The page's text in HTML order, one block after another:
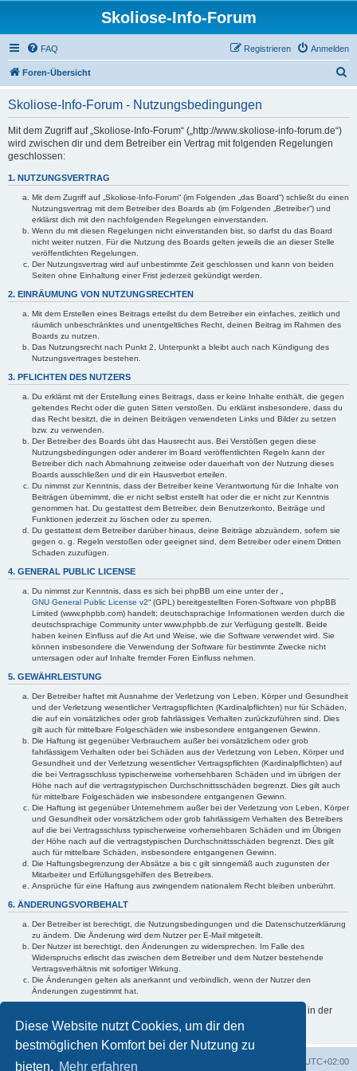
Diese Website nutzt Cookies, um dir den
bestmöglichen Komfort bei der Nutzung zu
bieten. Mehr erfahren
Skoliose-Info-Forum
FAQ Anmelden
Registrieren
Foren-Übersicht
Skoliose-Info-Forum - Nutzungsbedingungen
Mit dem Zugriff auf „Skoliose-Info-Forum“ („http://www.skoliose-info-forum.de“)
wird zwischen dir und dem Betreiber ein Vertrag mit folgenden Regelungen
geschlossen:
1. NUTZUNGSVERTRAG
Mit dem Zugriff auf „Skoliose-Info-Forum“ (im Folgenden „das Board“) schließt du einen
Nutzungsvertrag mit dem Betreiber des Boards ab (im Folgenden „Betreiber“) und
erklärst dich mit den nachfolgenden Regelungen einverstanden.
Wenn du mit diesen Regelungen nicht einverstanden bist, so darfst du das Board
nicht weiter nutzen. Für die Nutzung des Boards gelten jeweils die an dieser Stelle
veröffentlichten Regelungen.
Der Nutzungsvertrag wird auf unbestimmte Zeit geschlossen und kann von beiden
Seiten ohne Einhaltung einer Frist jederzeit gekündigt werden.
2. EINRÄUMUNG VON NUTZUNGSRECHTEN
Mit dem Erstellen eines Beitrags erteilst du dem Betreiber ein einfaches, zeitlich und
räumlich unbeschränktes und unentgeltliches Recht, deinen Beitrag im Rahmen des
Boards zu nutzen.
Das Nutzungsrecht nach Punkt 2, Unterpunkt a bleibt auch nach Kündigung des
Nutzungsvertrages bestehen.
3. PFLICHTEN DES NUTZERS
Du erklärst mit der Erstellung eines Beitrags, dass er keine Inhalte enthält, die gegen
geltendes Recht oder die guten Sitten verstoßen. Du erklärst insbesondere, dass du
das Recht besitzt, die in deinen Beiträgen verwendeten Links und Bilder zu setzen
bzw. zu verwenden.
Der Betreiber des Boards übt das Hausrecht aus. Bei Verstößen gegen diese
Nutzungsbedingungen oder anderer im Board veröffentlichten Regeln kann der
Betreiber dich nach Abmahnung zeitweise oder dauerhaft von der Nutzung dieses
Boards ausschließen und dir ein Hausverbot erteilen.
Du nimmst zur Kenntnis, dass der Betreiber keine Verantwortung für die Inhalte von
Beiträgen übernimmt, die er nicht selbst erstellt hat oder die er nicht zur Kenntnis
genommen hat. Du gestattest dem Betreiber, dein Benutzerkonto, Beiträge und
Funktionen jederzeit zu löschen oder zu sperren.
Du gestattest dem Betreiber darüber hinaus, deine Beiträge abzuändern, sofern sie
gegen o. g. Regeln verstoßen oder geeignet sind, dem Betreiber oder einem Dritten
Schaden zuzufügen.
4. GENERAL PUBLIC LICENSE
Du nimmst zur Kenntnis, dass es sich bei phpBB um eine unter der „
GNU General Public License v2“ (GPL) bereitgestellten Foren-Software von phpBB
Limited (www.phpbb.com) handelt; deutschsprachige Informationen werden durch die
deutschsprachige Community unter www.phpbb.de zur Verfügung gestellt. Beide
haben keinen Einfluss auf die Art und Weise, wie die Software verwendet wird. Sie
können insbesondere die Verwendung der Software für bestimmte Zwecke nicht
untersagen oder auf Inhalte fremder Foren Einfluss nehmen.
5. GEWÄHRLEISTUNG
Der Betreiber haftet mit Ausnahme der Verletzung von Leben, Körper und Gesundheit
und der Verletzung wesentlicher Vertragspflichten (Kardinalpflichten) nur für Schäden,
die auf ein vorsätzliches oder grob fahrlässiges Verhalten zurückzuführen sind. Dies
gilt auch für mittelbare Folgeschäden wie insbesondere entgangenen Gewinn.
Die Haftung ist gegenüber Verbrauchern außer bei vorsätzlichem oder grob
fahrlässigem Verhalten oder bei Schäden aus der Verletzung von Leben, Körper und
Gesundheit und der Verletzung wesentlicher Vertragspflichten (Kardinalpflichten) auf
die bei Vertragsschluss typischerweise vorhersehbaren Schäden und im übrigen der
Höhe nach auf die vertragstypischen Durchschnittsschäden begrenzt. Dies gilt auch
für mittelbare Folgeschäden wie insbesondere entgangenen Gewinn.
Die Haftung ist gegenüber Unternehmern außer bei der Verletzung von Leben, Körper
und Gesundheit oder vorsätzlichem oder grob fahrlässigem Verhalten des Betreibers
auf die bei Vertragsschluss typischerweise vorhersehbaren Schäden und im Übrigen
der Höhe nach auf die vertragstypischen Durchschnittsschäden begrenzt. Dies gilt
auch für mittelbare Schäden, insbesondere entgangenen Gewinn.
Die Haftungsbegrenzung der Absätze a bis c gilt sinngemäß auch zugunsten der
Mitarbeiter und Erfüllungsgehilfen des Betreibers.
Ansprüche für eine Haftung aus zwingendem nationalem Recht bleiben unberührt.
6. ÄNDERUNGSVORBEHALT
Der Betreiber ist berechtigt, die Nutzungsbedingungen und die Datenschutzerklärung
zu ändern. Die Änderung wird dem Nutzer per E-Mail mitgeteilt.
Der Nutzer ist berechtigt, den Änderungen zu widersprechen. Im Falle des
Widerspruchs erlischt das zwischen dem Betreiber und dem Nutzer bestehende
Vertragsverhältnis mit sofortiger Wirkung.
Die Änderungen gelten als anerkannt und verbindlich, wenn der Nutzer den
Änderungen zugestimmt hat.
Informationen über den Umgang mit deinen persönlichen Daten sind in der
Datenschutzerklärung enthalten.
Foren-Übersicht UTC+02:00